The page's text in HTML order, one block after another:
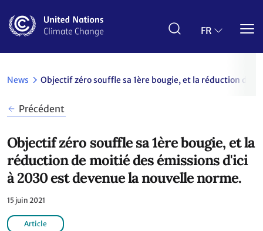
au
contenu
FR
News Objectif zéro souffle sa 1ère bougie, et la réduction de
Précédent
Objectif zéro souffle sa 1ère bougie, et la
réduction de moitié des émissions d'ici
à 2030 est devenue la nouvelle norme.
15 juin 2021
Article